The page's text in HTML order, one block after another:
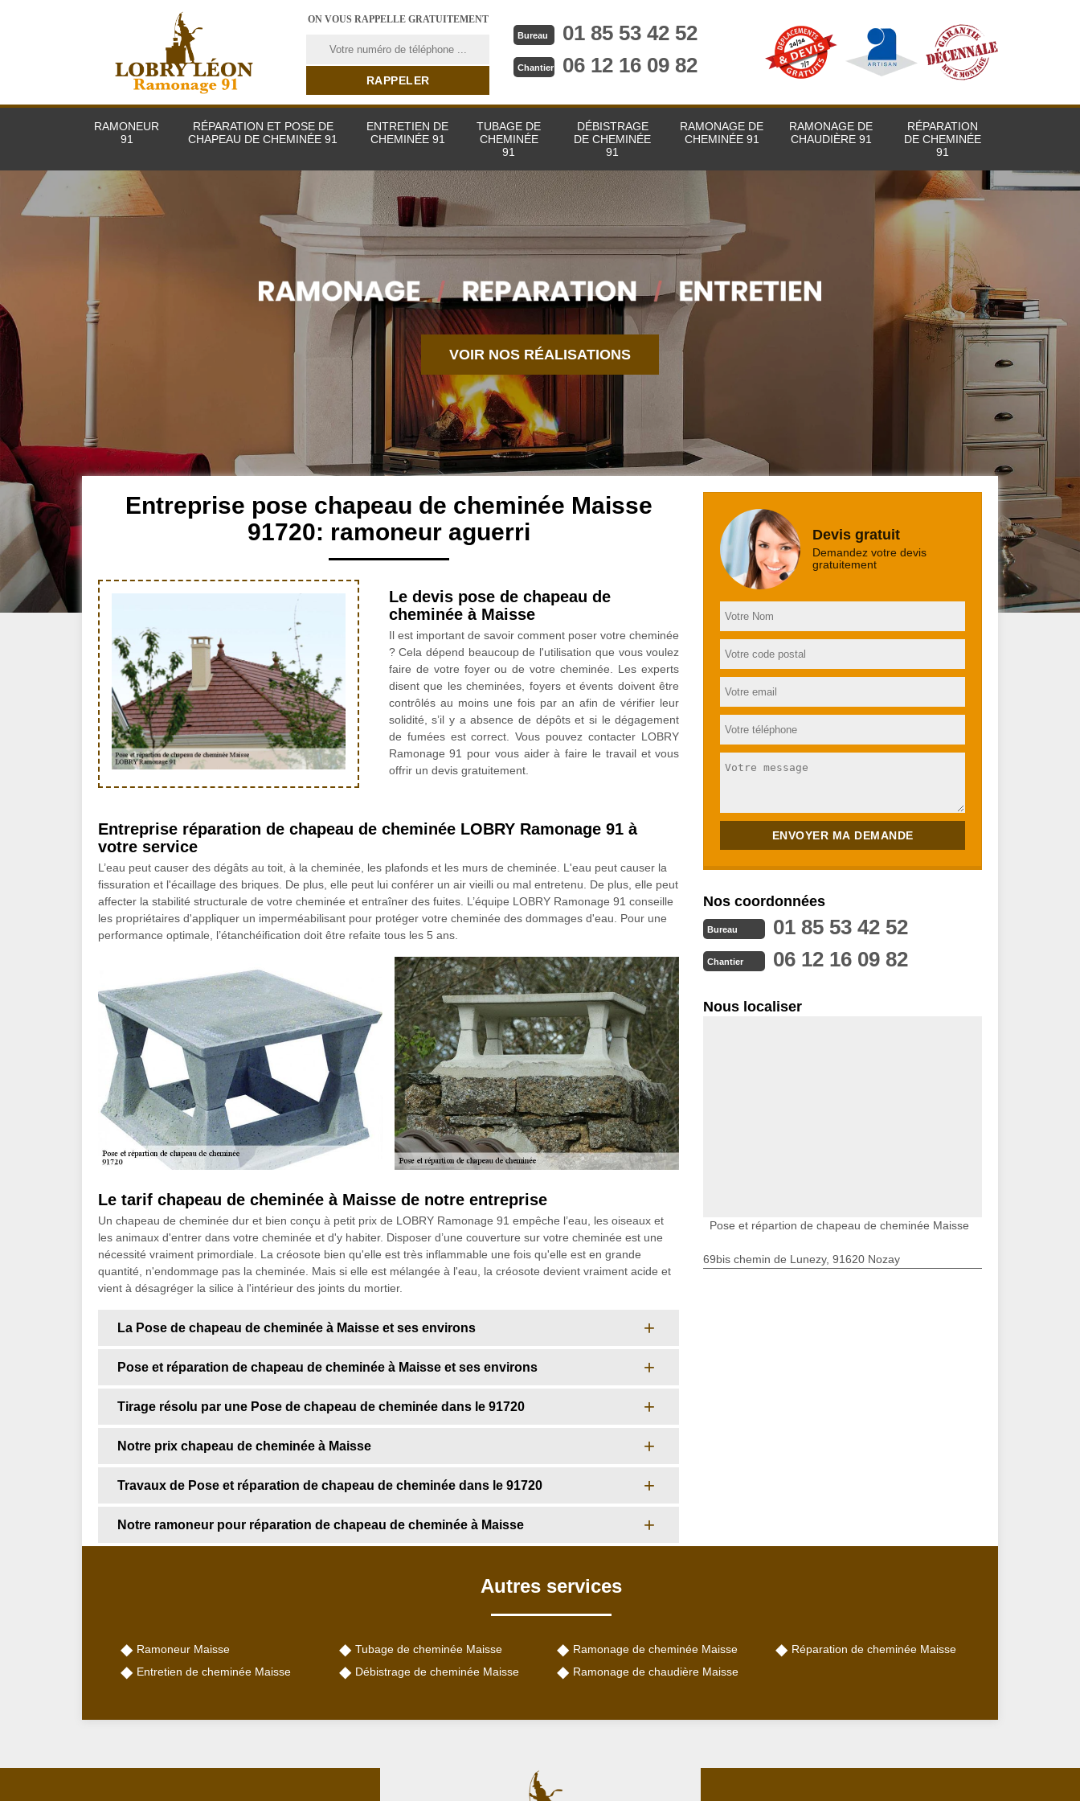
ON VOUS RAPPELLE GRATUITEMENT
Bureau 01 85 53 42 52
Chantier 06 12 16 09 82
RAMONEUR
91
RÉPARATION ET POSE DE
CHAPEAU DE CHEMINÉE 91
ENTRETIEN DE
CHEMINÉE 91
TUBAGE DE
CHEMINÉE
91
DÉBISTRAGE
DE CHEMINÉE
91
RAMONAGE DE
CHEMINÉE 91
RAMONAGE DE
CHAUDIÈRE 91
RÉPARATION
DE CHEMINÉE
91
VOIR NOS RÉALISATIONS
Entreprise pose chapeau de cheminée Maisse
91720: ramoneur aguerri
Le devis pose de chapeau de
cheminée à Maisse
Il est important de savoir comment poser votre cheminée
? Cela dépend beaucoup de l'utilisation que vous voulez
faire de votre foyer ou de votre cheminée. Les experts
disent que les cheminées, foyers et évents doivent être
contrôlés au moins une fois par an afin de vérifier leur
solidité, s’il y a absence de dépôts et si le dégagement
de fumées est correct. Vous pouvez contacter LOBRY
Ramonage 91 pour vous aider à faire le travail et vous
offrir un devis gratuitement.
Entreprise réparation de chapeau de cheminée LOBRY Ramonage 91 à
votre service
L’eau peut causer des dégâts au toit, à la cheminée, les plafonds et les murs de cheminée. L'eau peut causer la
fissuration et l'écaillage des briques. De plus, elle peut lui conférer un air vieilli ou mal entretenu. De plus, elle peut
affecter la stabilité structurale de votre cheminée et entraîner des fuites. L’équipe LOBRY Ramonage 91 conseille
les propriétaires d'appliquer un imperméabilisant pour protéger votre cheminée des dommages d'eau. Pour une
performance optimale, l’étanchéification doit être refaite tous les 5 ans.
Le tarif chapeau de cheminée à Maisse de notre entreprise
Un chapeau de cheminée dur et bien conçu à petit prix de LOBRY Ramonage 91 empêche l’eau, les oiseaux et
les animaux d'entrer dans votre cheminée et d'y habiter. Disposer d’une couverture sur votre cheminée est une
nécessité vraiment primordiale. La créosote bien qu'elle est très inflammable une fois qu'elle est en grande
quantité, n'endommage pas la cheminée. Mais si elle est mélangée à l'eau, la créosote devient vraiment acide et
vient à désagréger la silice à l'intérieur des joints du mortier.
La Pose de chapeau de cheminée à Maisse et ses environs
Pose et réparation de chapeau de cheminée à Maisse et ses environs
Tirage résolu par une Pose de chapeau de cheminée dans le 91720
Notre prix chapeau de cheminée à Maisse
Travaux de Pose et réparation de chapeau de cheminée dans le 91720
Notre ramoneur pour réparation de chapeau de cheminée à Maisse
Devis gratuit
Demandez votre devis
gratuitement
Nos coordonnées
Bureau 01 85 53 42 52
Chantier 06 12 16 09 82
Nous localiser
Pose et répartion de chapeau de cheminée Maisse
69bis chemin de Lunezy, 91620 Nozay
Autres services
Ramoneur Maisse
Entretien de cheminée Maisse
Tubage de cheminée Maisse
Débistrage de cheminée Maisse
Ramonage de cheminée Maisse
Ramonage de chaudière Maisse
Réparation de cheminée Maisse